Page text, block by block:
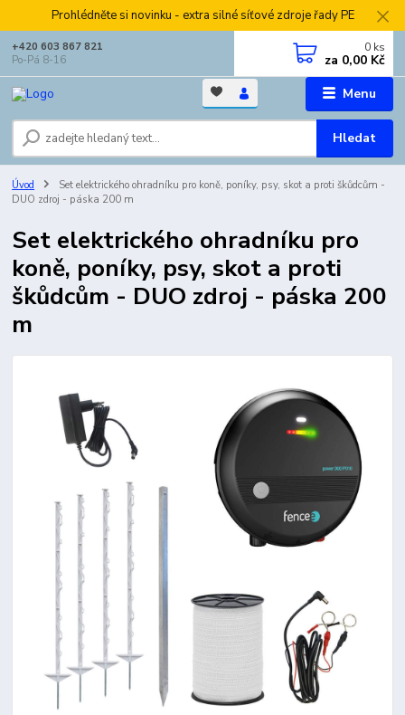
Prohlédněte si novinku - extra silné síťové zdroje řady PE
Menu
Hledat
+420 603 867 821
Po-Pá 8-16
0 ks
za 0,00 Kč
Úvod
Set elektrického ohradníku pro koně, poníky, psy, skot a proti škůdcům -
DUO zdroj - páska 200 m
Set elektrického ohradníku pro
koně, poníky, psy, skot a proti
škůdcům - DUO zdroj - páska 200
m